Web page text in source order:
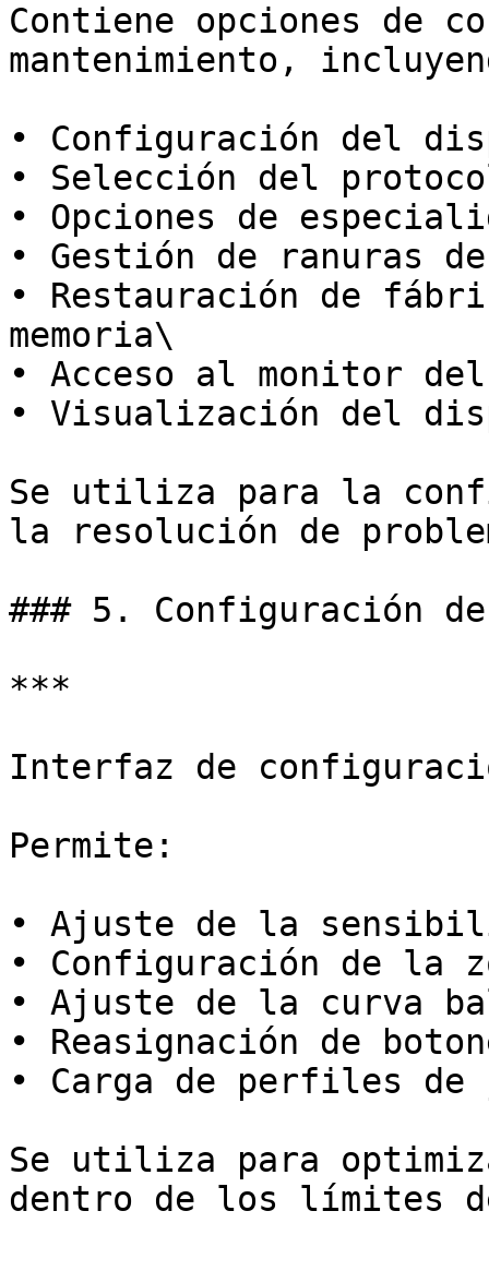
Contiene opciones de
mantenimiento,
• Configuración del
• Selección del
• Opciones de
• Gestión de ranuras
• Restauración de
memoria\
• Acceso al monitor
• Visualización del
Se utiliza para la
la resolución de
### 5. Configuración de
***
Interfaz de
Permite:
• Ajuste de la
• Configuración de la
• Ajuste de la curva
• Reasignación de
• Carga de perfiles de
Se utiliza para
dentro de los límites